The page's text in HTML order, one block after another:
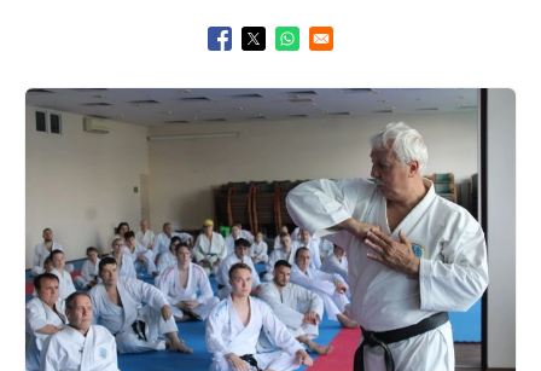
Opens in a new window
Opens in a new window
Opens in a new window
Kép